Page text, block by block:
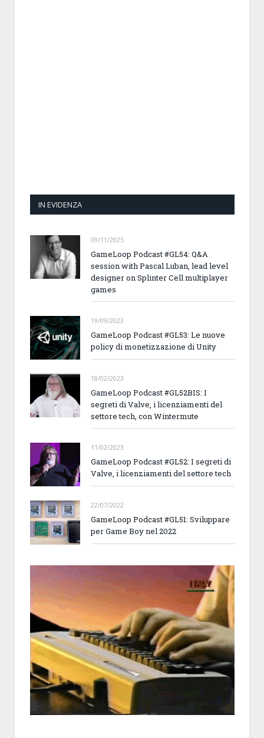
IN EVIDENZA
09/11/2025
GameLoop Podcast #GL54: Q&A
session with Pascal Luban, lead level
designer on Splinter Cell multiplayer
games
19/09/2023
GameLoop Podcast #GL53: Le nuove
policy di monetizzazione di Unity
18/02/2023
GameLoop Podcast #GL52BIS: I
segreti di Valve, i licenziamenti del
settore tech, con Wintermute
11/02/2023
GameLoop Podcast #GL52: I segreti di
Valve, i licenziamenti del settore tech
22/07/2022
GameLoop Podcast #GL51: Sviluppare
per Game Boy nel 2022